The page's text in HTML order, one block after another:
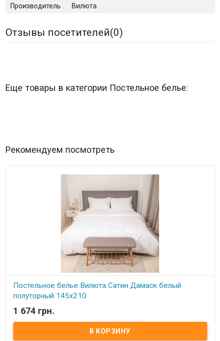
Производитель Вилюта
Отзывы посетителей(0)
Еще товары в категории Постельное белье:
Рекомендуем посмотреть
Постельное белье Вилюта Сатин Дамаск белый
полуторный 145x210
В наличии
Постельное белье Вилюта Сатин Дамаск полуторного размера
Простынь: 150x214 см. Пододеяльник: 143х210 см. Наволочка:
1 674 грн.